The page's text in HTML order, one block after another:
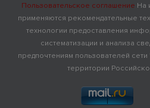
Пользовательское соглашение На
применяются рекомендательные
технологии предоставления
систематизации и анализа
предпочтениям пользователей
территории